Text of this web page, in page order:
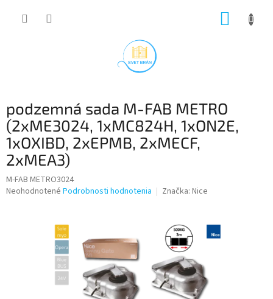
podzemná sada M-FAB METRO
(2xME3024, 1xMC824H, 1xON2E,
1xOXIBD, 2xEPMB, 2xMECF,
2xMEA3)
M-FAB METRO3024
Priemerné
Neohodnotené Podrobnosti hodnotenia Značka: Nice